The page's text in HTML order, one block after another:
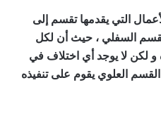
التي يقدمها تقسم إلى
السفلي ، حيث أن لكل
لكن لا يوجد أي اختلاف في
العلوي يقوم على تنفيذه